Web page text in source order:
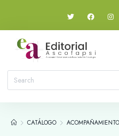
CATÁLOGO